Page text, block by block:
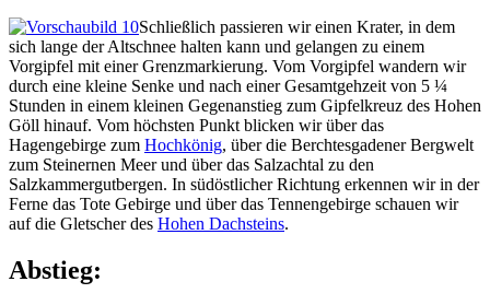
Schließlich passieren wir einen Krater, in dem
sich lange der Altschnee halten kann und gelangen zu einem
Vorgipfel mit einer Grenzmarkierung. Vom Vorgipfel wandern wir
durch eine kleine Senke und nach einer Gesamtgehzeit von 5 ¼
Stunden in einem kleinen Gegenanstieg zum Gipfelkreuz des Hohen
Göll hinauf. Vom höchsten Punkt blicken wir über das
Hagengebirge zum Hochkönig, über die Berchtesgadener Bergwelt
zum Steinernen Meer und über das Salzachtal zu den
Salzkammergutbergen. In südöstlicher Richtung erkennen wir in der
Ferne das Tote Gebirge und über das Tennengebirge schauen wir
auf die Gletscher des Hohen Dachsteins.
Abstieg: